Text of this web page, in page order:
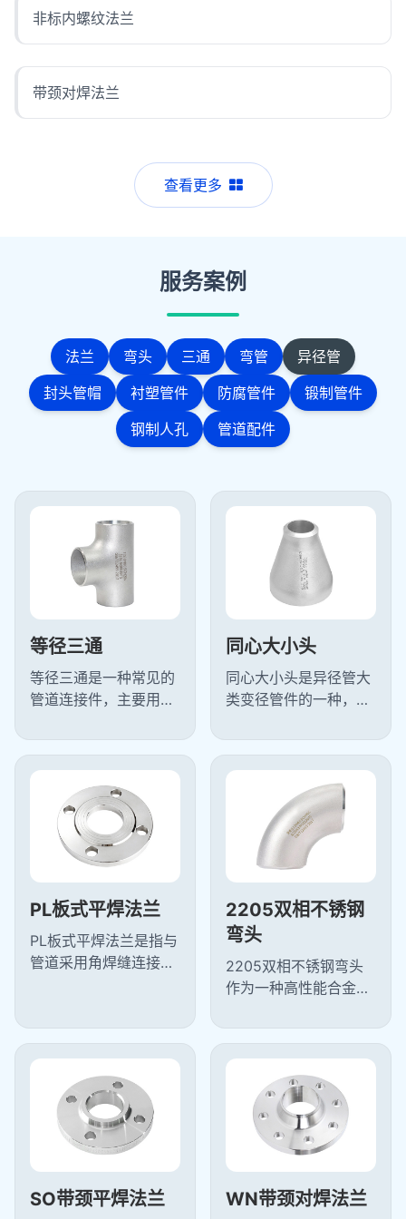
非标内螺纹法兰
带颈对焊法兰
查看更多
服务案例
法兰 弯头 三通 弯管
异径管
封头管帽
衬塑管件 防腐管件
锻制管件
钢制人孔
管道配件
等径三通
‌等径三通是一种常见的
管道连接件，主要用于
流体能够在三个方向上
径三通的...
同心大小头
同心大小头是异径管大
类变径管件的一种，大
安装常用的变径管件,用
PL板式平焊法兰
PL板式平焊法兰是指与
管道采用角焊缝连接的
颈对焊法兰相比板式平
2205双相不锈钢
弯头
2205双相不锈钢弯头
作为一种高性能合金材
钢和铁素体不锈钢的优
性、耐磨性和...
SO带颈平焊法兰 WN带颈对焊法兰